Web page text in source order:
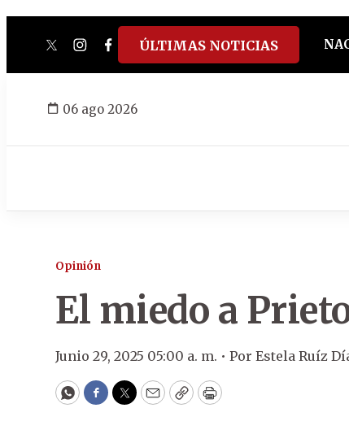
twitterinstagram
facebook
tiktokyoutube
spotify
ÚLTIMAS NOTICIAS
06 ago 2026
Opinión
El miedo a
Junio 29, 2025 05:00 a. m. • Por Estela Ruíz
WhatsApp
Facebook
Twitter
EmailCopyPrint